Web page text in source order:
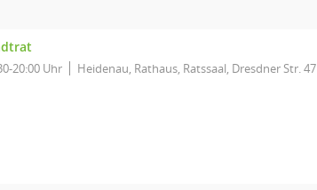
20:00 Uhr Heidenau, Rathaus, Ratssaal, Dresdner Str. 47